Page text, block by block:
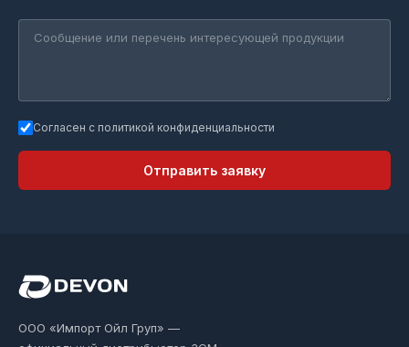
Согласен с политикой конфиденциальности
Отправить заявку
ООО «Импорт Ойл Груп» —